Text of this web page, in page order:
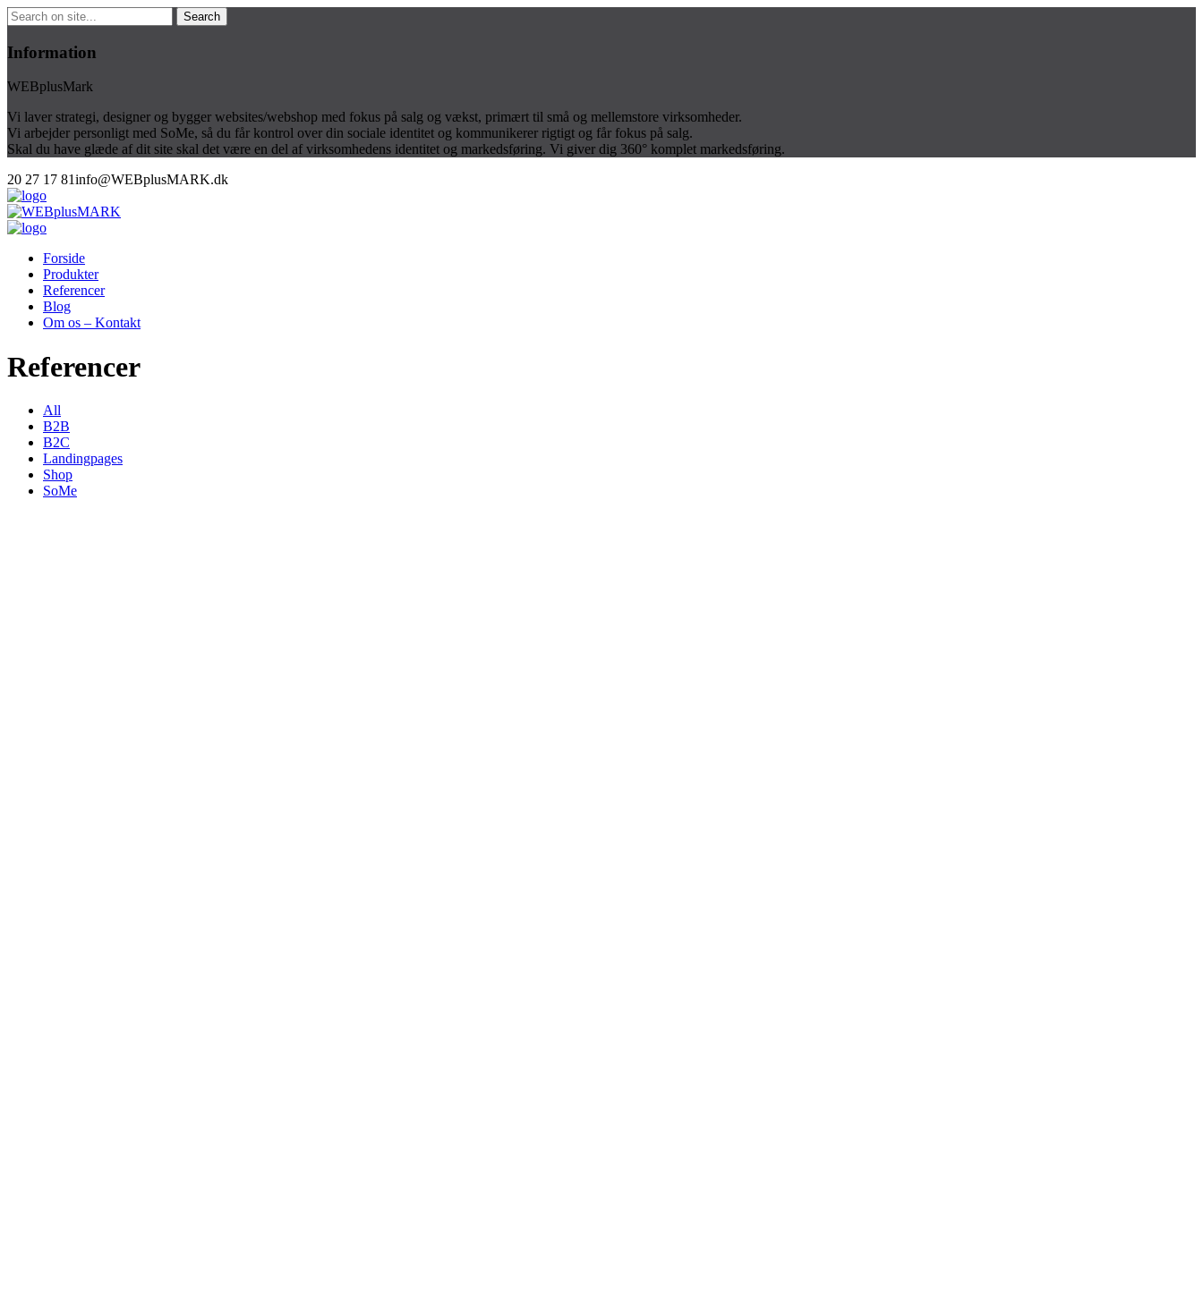
Information
WEBplusMark
Vi laver strategi, designer og bygger websites/webshop med fokus på salg og vækst, primært til små og mellemstore virksomheder.
Vi arbejder personligt med SoMe, så du får kontrol over din sociale identitet og kommunikerer rigtigt og får fokus på salg.
Skal du have glæde af dit site skal det være en del af virksomhedens identitet og markedsføring. Vi giver dig 360° komplet markedsføring.
20 27 17 81info@WEBplusMARK.dk
Forside
Produkter
Referencer
Blog
Om os – Kontakt
Referencer
All
B2B
B2C
Landingpages
Shop
SoMe